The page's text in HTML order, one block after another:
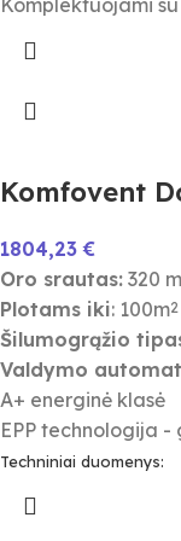
Komplektuojami
Komfovent
1804,23€
Oro srautas: 320 m
Plotams iki: 100m2
Šilumogrąžio
Valdymo
A+ energinė klasė
EPP technologija
Techniniai duomenys: